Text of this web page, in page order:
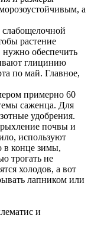
а
растение
обеспечить
глицинию
по май. Главное,
примерно 60
саженца. Для
удобрения.
почвы и
используют
в конце зимы,
трогать не
холодов, а вот
лапником или
и